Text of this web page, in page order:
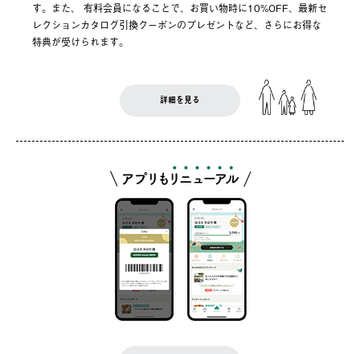
す。また、 有料会員になることで、お買い物時に10%OFF、最新セ
レクションカタログ引換クーポンのプレゼントなど、さらにお得な
特典が受けられます。
詳細を見る